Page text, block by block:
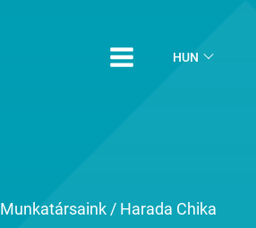
HUN
Munkatársaink / Harada Chika